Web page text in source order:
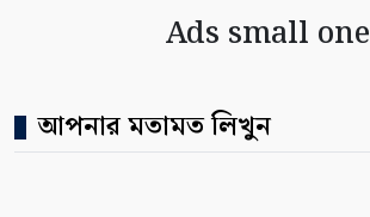
Ads small one
আপনার মতামত লিখুন